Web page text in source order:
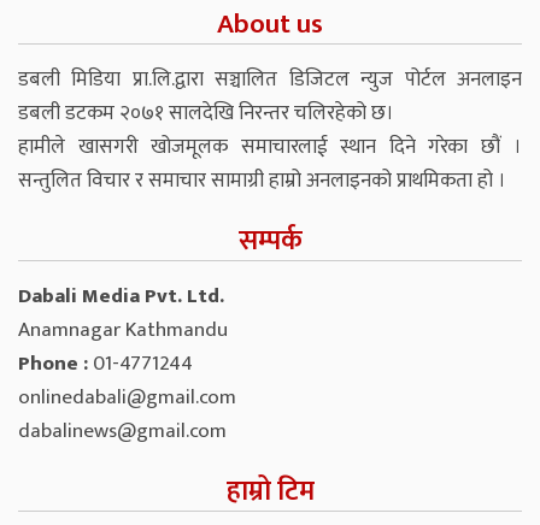
About us
डबली मिडिया प्रा.लि.द्वारा सञ्चालित डिजिटल न्युज पोर्टल अनलाइन
डबली डटकम २०७१ सालदेखि निरन्तर चलिरहेको छ।
हामीले खासगरी खोजमूलक समाचारलाई स्थान दिने गरेका छौं ।
सन्तुलित विचार र समाचार सामाग्री हाम्रो अनलाइनको प्राथमिकता हो ।
सम्पर्क
Dabali Media Pvt. Ltd.
Anamnagar Kathmandu
Phone :01-4771244
onlinedabali@gmail.com
dabalinews@gmail.com
हाम्रो टिम